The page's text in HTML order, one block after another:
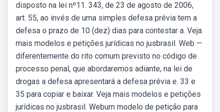
disposto na lei nº11. 343, de 23 de agosto de 2006,
art. 55, ao invés de uma simples defesa prévia tem a
defesa o prazo de 10 (dez) dias para contestar a. Veja
mais modelos e petições jurídicas no jusbrasil. Web —
diferentemente do rito comum previsto no código de
processo penal, que abordaremos adiante, na lei de
drogas a defesa apresentará a defesa prévia e. 33 e
35 para copiar e baixar. Veja mais modelos e petições
jurídicas no jusbrasil. Webum modelo de petição para